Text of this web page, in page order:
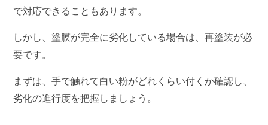
で対応できることもあります。
しかし、塗膜が完全に劣化している場合は、再塗装が必
要です。
まずは、手で触れて白い粉がどれくらい付くか確認し、
劣化の進行度を把握しましょう。